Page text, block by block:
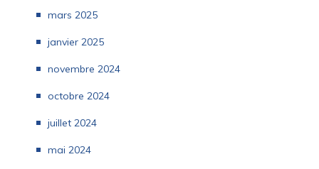
mars 2025
janvier 2025
novembre 2024
octobre 2024
juillet 2024
mai 2024